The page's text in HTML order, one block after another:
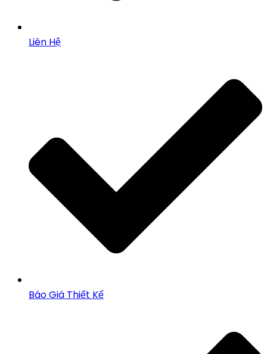
Liên Hệ
Báo Giá Thiết Kế